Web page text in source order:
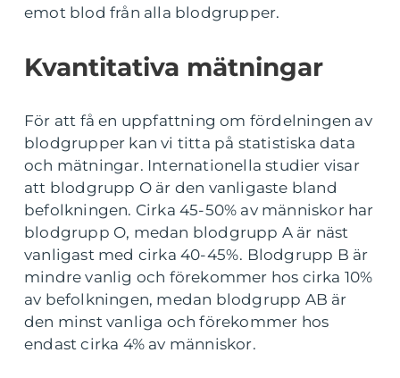
emot blod från alla blodgrupper.
Kvantitativa mätningar
För att få en uppfattning om fördelningen av
blodgrupper kan vi titta på statistiska data
och mätningar. Internationella studier visar
att blodgrupp O är den vanligaste bland
befolkningen. Cirka 45-50% av människor har
blodgrupp O, medan blodgrupp A är näst
vanligast med cirka 40-45%. Blodgrupp B är
mindre vanlig och förekommer hos cirka 10%
av befolkningen, medan blodgrupp AB är
den minst vanliga och förekommer hos
endast cirka 4% av människor.